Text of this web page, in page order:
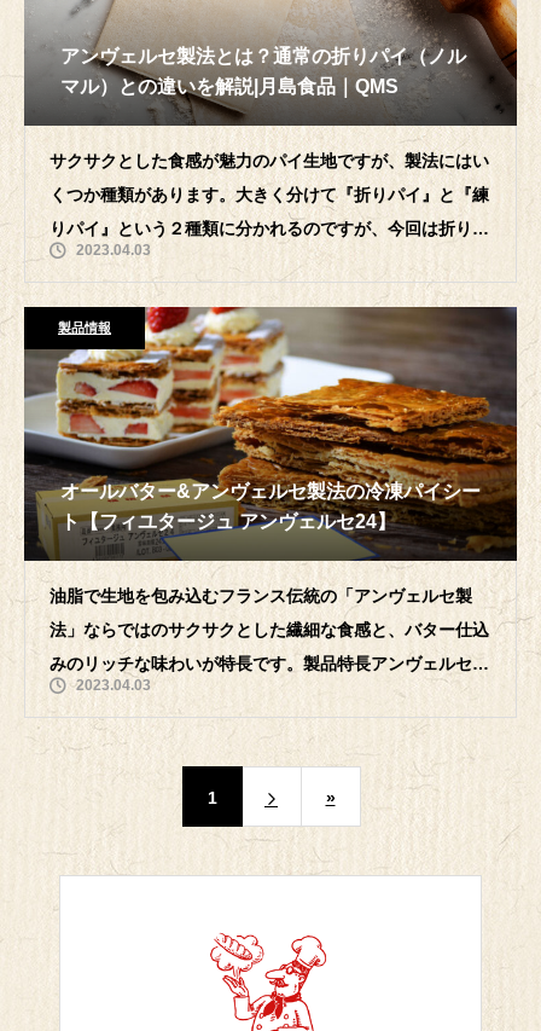
アンヴェルセ製法とは？通常の折りパイ（ノル
マル）との違いを解説|月島食品｜QMS
サクサクとした食感が魅力のパイ生地ですが、製法にはい
くつか種類があります。大きく分けて『折りパイ』と『練
りパイ』という２種類に分かれるのですが、今回は折りパ
イに注目してご紹介致します。
2023.04.03
製品情報
オールバター&アンヴェルセ製法の冷凍パイシー
ト【フィユタージュ アンヴェルセ24】
油脂で生地を包み込むフランス伝統の「アンヴェルセ製
法」ならではのサクサクとした繊細な食感と、バター仕込
みのリッチな味わいが特長です。製品特長アンヴェルセ製
法により、ほどけるようなサック
2023.04.03
1 »